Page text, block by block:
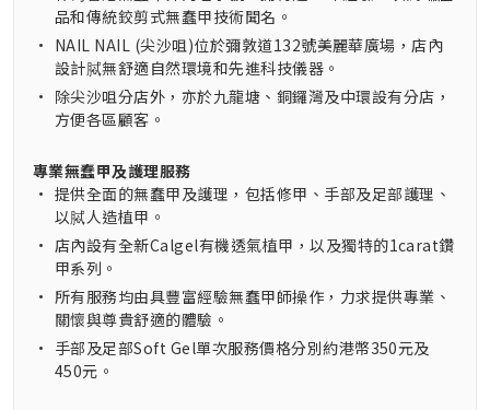
品和傳統鉸剪式無蠢甲技術聞名。
• NAIL NAIL (尖沙咀)位於彌敦道132號美麗華廣場，店內
設計脦無舒適自然環境和先進科技儀器。
• 除尖沙咀分店外，亦於九龍塘、銅鑼灣及中環設有分店，
方便各區顧客。
專業無蠢甲及護理服務
• 提供全面的無蠢甲及護理，包括修甲、手部及足部護理、
以脦人造植甲。
• 店內設有全新Calgel有機透氣植甲，以及獨特的1carat鑽
甲系列。
• 所有服務均由具豐富經驗無蠢甲師操作，力求提供專業、
關懷與尊貴舒適的體驗。
• 手部及足部Soft Gel單次服務價格分別約港幣350元及
450元。